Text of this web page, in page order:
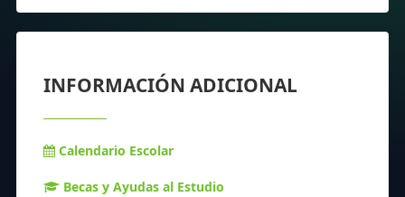
INFORMACIÓN ADICIONAL
Calendario Escolar
Becas y Ayudas al Estudio